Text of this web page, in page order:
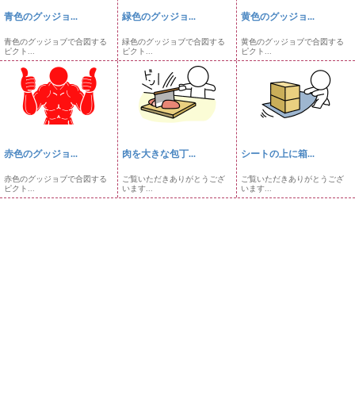
青色のグッジョ...
青色のグッジョブで合図する
ピクト...
緑色のグッジョ...
緑色のグッジョブで合図する
ピクト...
黄色のグッジョ...
黄色のグッジョブで合図する
ピクト...
赤色のグッジョ...
赤色のグッジョブで合図する
ピクト...
肉を大きな包丁...
ご覧いただきありがとうござ
います...
シートの上に箱...
ご覧いただきありがとうござ
います...